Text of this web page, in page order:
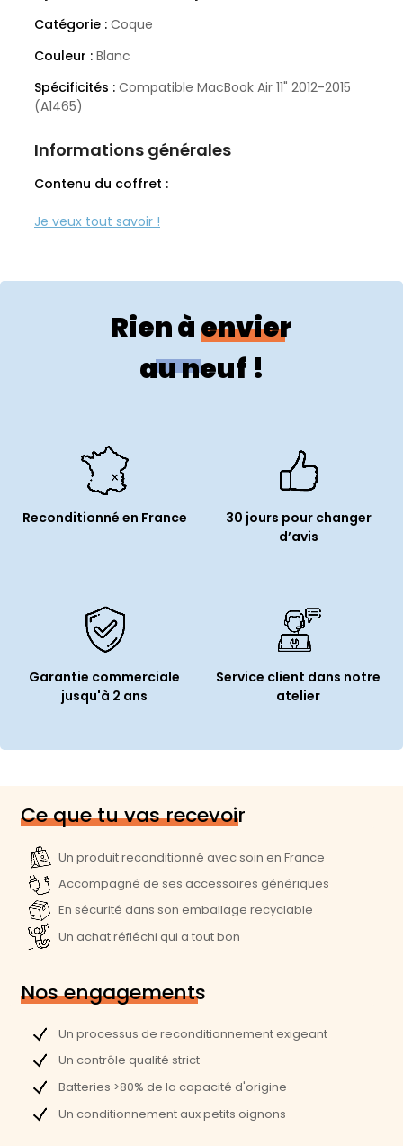
Catégorie : Coque
Couleur : Blanc
Spécificités : Compatible MacBook Air 11" 2012-2015
(A1465)
Informations générales
Contenu du coffret :
Référence du produit :
Rien à envier
au neuf !
Reconditionné en France
30 jours pour changer
d’avis
Garantie commerciale
jusqu'à 2 ans
Service client dans notre
atelier
Ce que tu vas recevoir
Un produit reconditionné avec soin en France
Accompagné de ses accessoires génériques
En sécurité dans son emballage recyclable
Un achat réfléchi qui a tout bon
Nos engagements
Un processus de reconditionnement exigeant
Un contrôle qualité strict
Batteries >80% de la capacité d'origine
Un conditionnement aux petits oignons